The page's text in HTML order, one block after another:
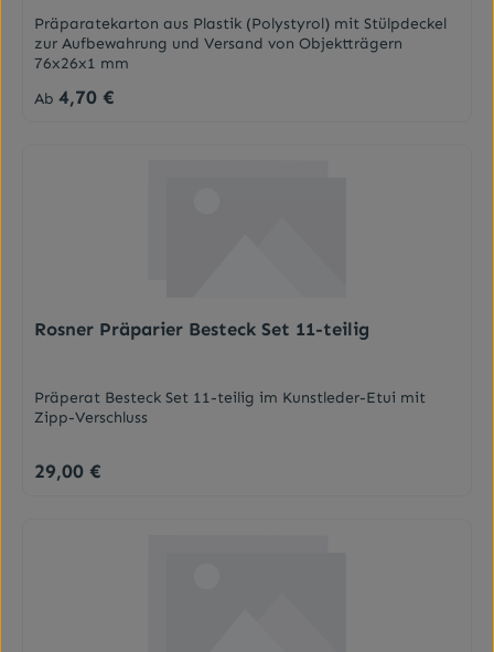
Präparatekarton aus Plastik (Polystyrol) mit Stülpdeckel
zur Aufbewahrung und Versand von Objektträgern
76x26x1 mm
Regulärer Preis:
Ab4,70 €
Rosner Präparier Besteck Set 11-teilig
Präperat Besteck Set 11-teilig im Kunstleder-Etui mit
Zipp-Verschluss
Regulärer Preis:
29,00 €